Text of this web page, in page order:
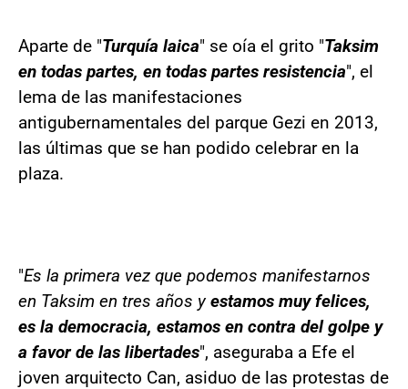
Aparte de "Turquía laica" se oía el grito "Taksim
en todas partes, en todas partes resistencia", el
lema de las manifestaciones
antigubernamentales del parque Gezi en 2013,
las últimas que se han podido celebrar en la
plaza.
"Es la primera vez que podemos manifestarnos
en Taksim en tres años yestamos muy felices,
es la democracia, estamos en contra del golpe y
a favor de las libertades", aseguraba a Efe el
joven arquitecto Can, asiduo de las protestas de